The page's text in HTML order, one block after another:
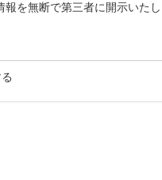
報を無断で第三者に開示いたし